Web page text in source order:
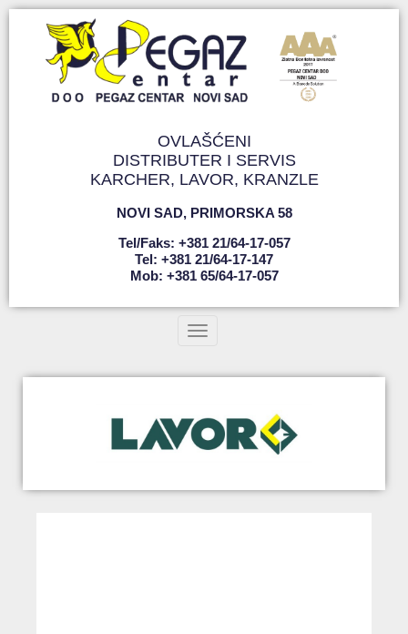
OVLAŠĆENI
DISTRIBUTER I SERVIS
KARCHER, LAVOR, KRANZLE
NOVI SAD, PRIMORSKA 58
Tel/faks: +381 21/64-17-057
Tel: +381 21/64-17-147
Mob: +381 65/64-17-057
Toggle navigation